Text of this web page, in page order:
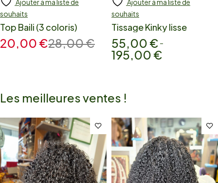
Ajouter à ma liste de
souhaits
Top Baili (3 coloris)
28,00€
20,00 €
Ajouter à ma liste de
souhaits
Tissage Kinky lisse
55,00 € –
195,00 €
Les meilleures ventes !